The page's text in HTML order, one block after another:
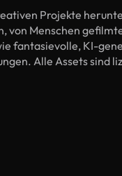
Projekte
von Menschen
fantasievolle, KI-
Alle Assets sind